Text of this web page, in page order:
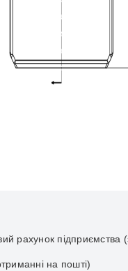
рахунок підприємства
на пошті)